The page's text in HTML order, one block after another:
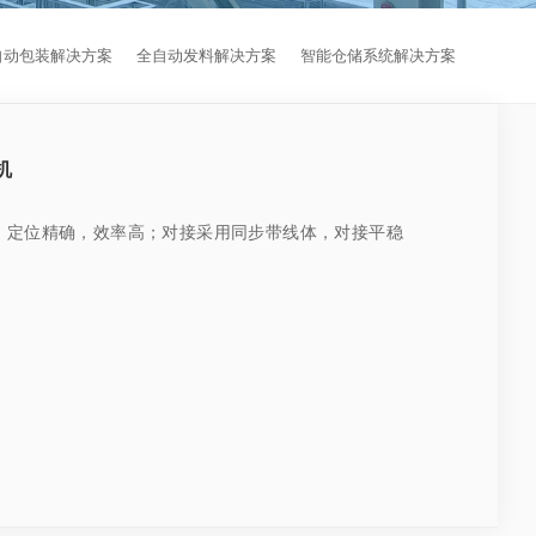
动包装解决方案 全自动发料解决方案 智能仓储系统解决方案
位精确，效率高；对接采用同步带线体，对接平稳